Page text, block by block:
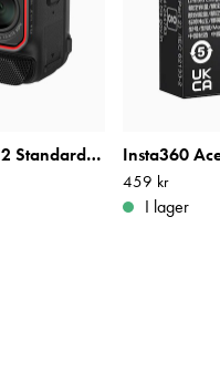
Insta360 Ace Pro 2 Standard Bundle
Pris: 459 kr
459 kr
I lager